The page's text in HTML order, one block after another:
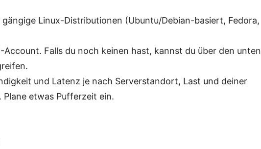
Linux-Distributionen (Ubuntu/Debian-basiert, Fedora,
Account. Falls du noch keinen hast, kannst du über den unten
und Latenz je nach Serverstandort, Last und deiner
etwas Pufferzeit ein.